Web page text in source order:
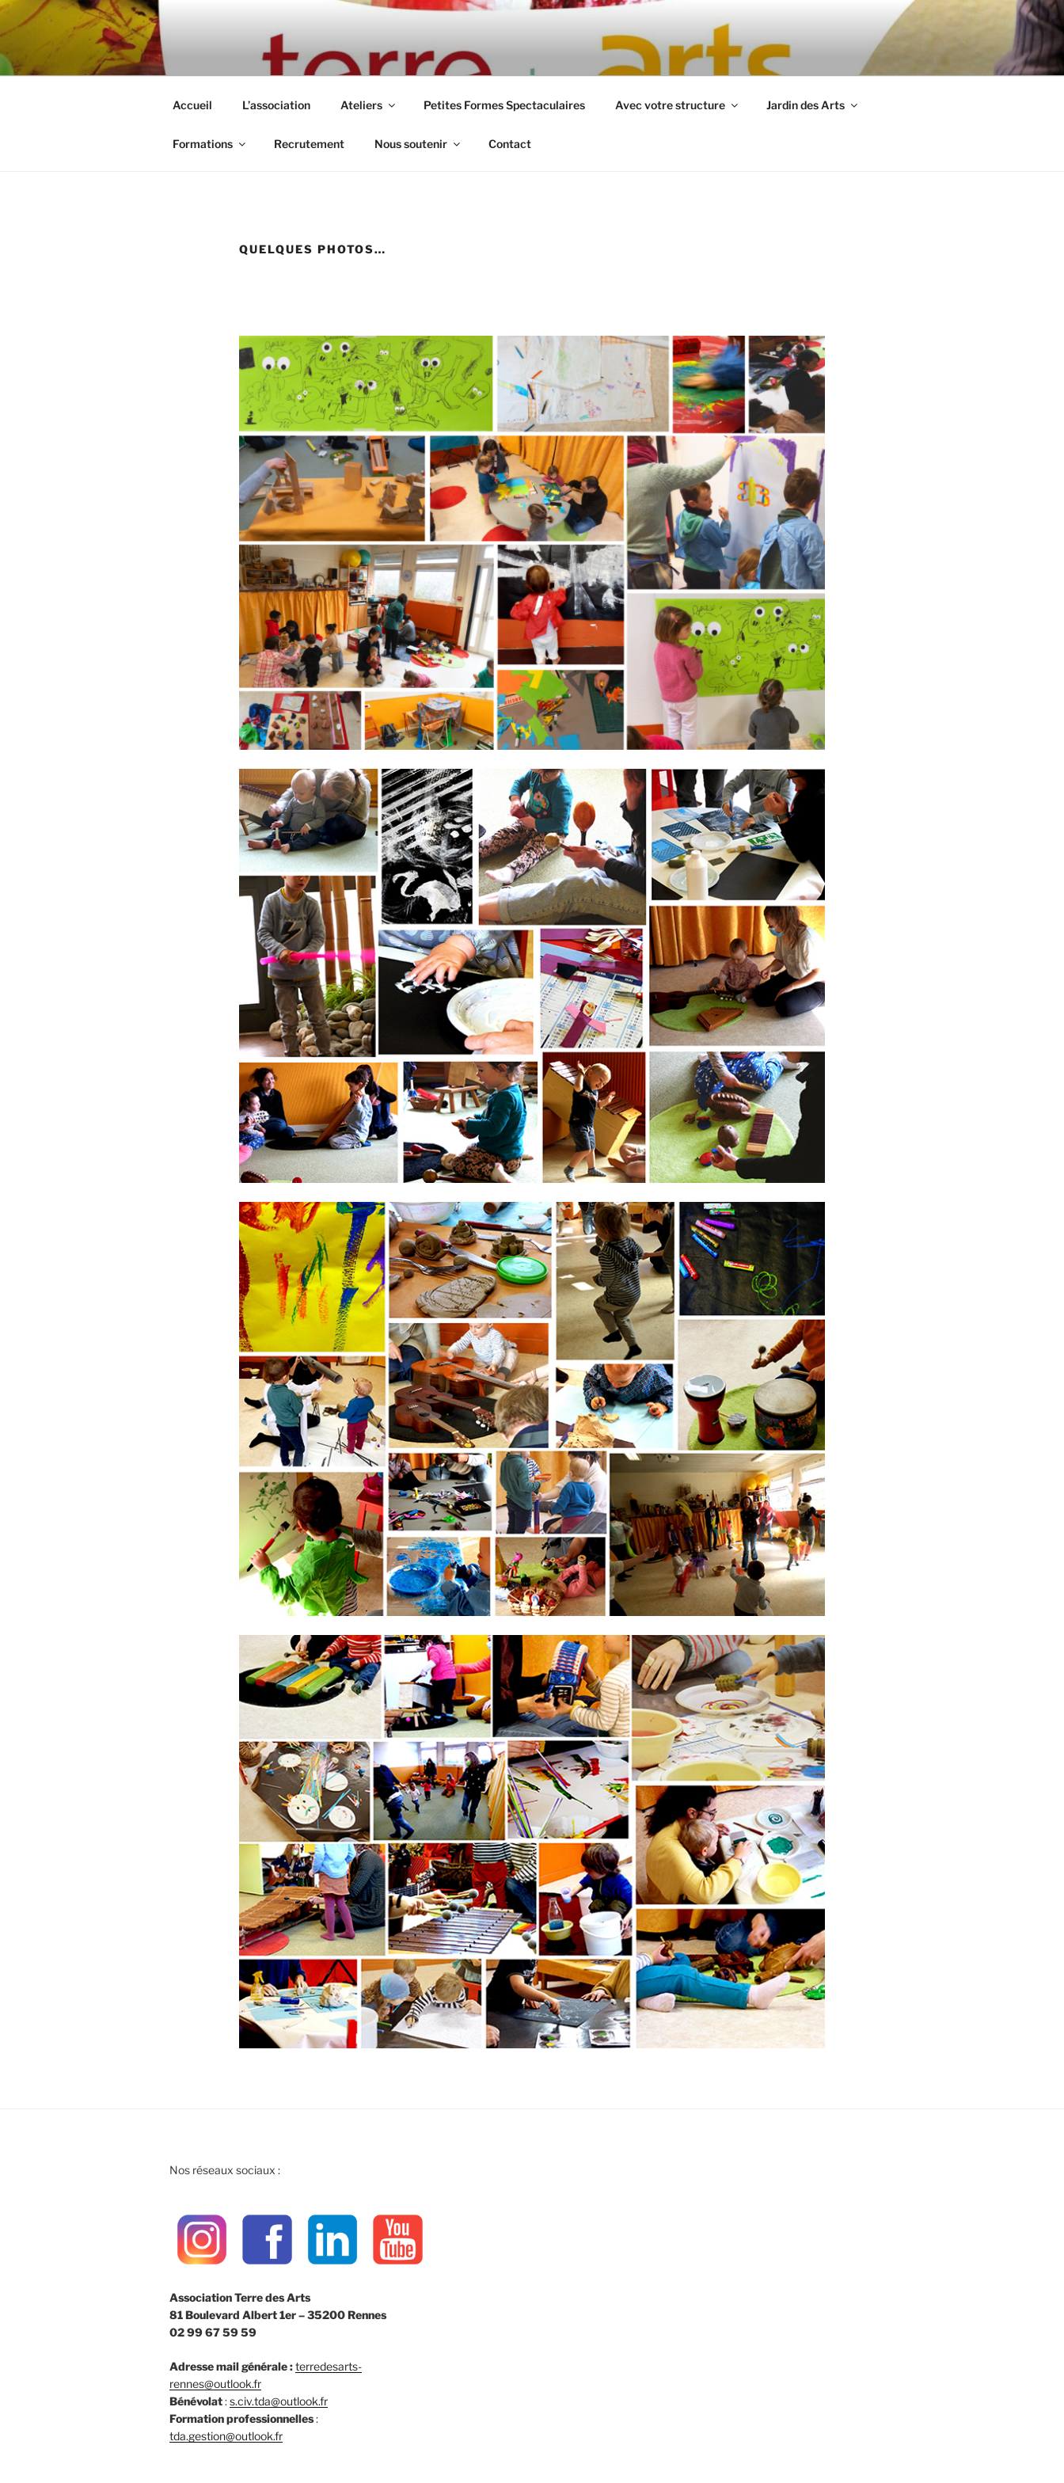
Aller
au
principal
TERRE DES ARTS
Centre d'éveil et d'expression artistique
Accueil L’association Ateliers Petites Formes Spectaculaires Avec votre structure Jardin des Arts
Formations Recrutement Nous soutenir Contact
QUELQUES PHOTOS…
Nos réseaux sociaux :
Association Terre des Arts
81 Boulevard Albert 1er – 35200 Rennes
02 99 67 59 59
Adresse mail générale :terredesarts-
rennes@outlook.fr
Bénévolat:s.civ.tda@outlook.fr
Formation professionnelles:
tda.gestion@outlook.fr